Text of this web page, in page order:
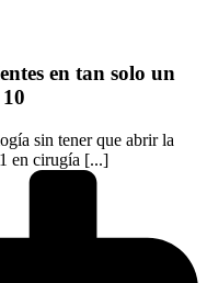
en tan solo un
sin tener que abrir la
en cirugía [...]